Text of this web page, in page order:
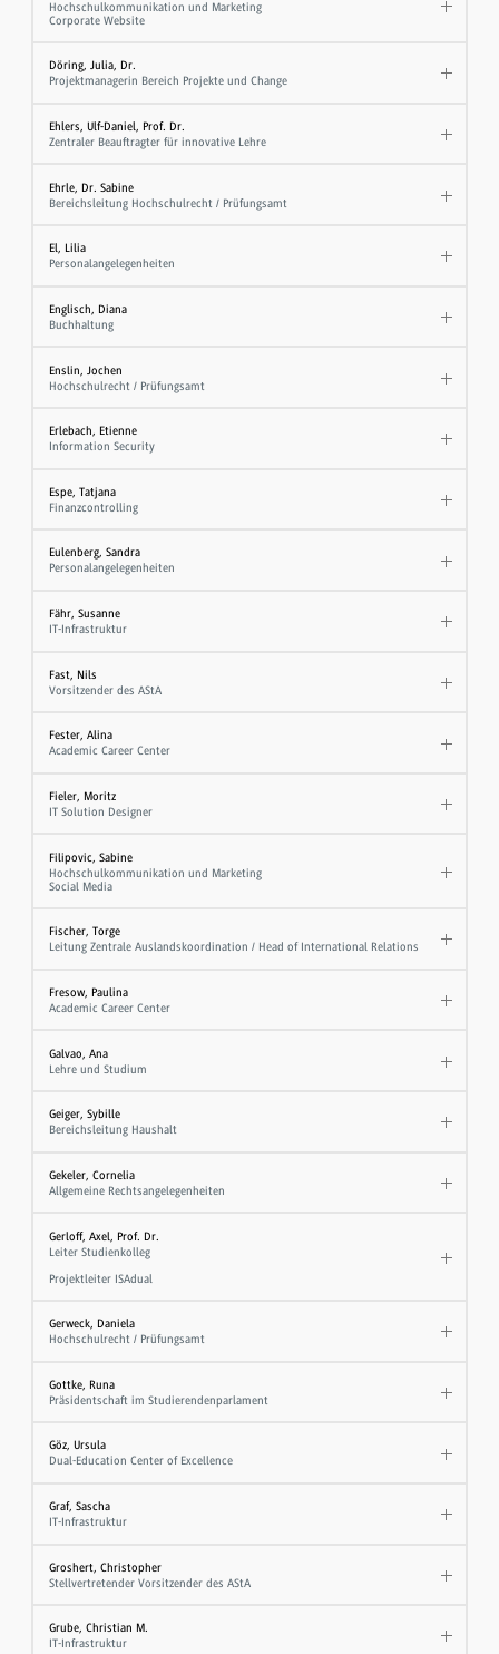
Hochschulkommunikation und Marketing
Corporate Website
Döring, Julia, Dr.
Projektmanagerin Bereich Projekte und Change
Ehlers, Ulf-Daniel, Prof. Dr.
Zentraler Beauftragter für innovative Lehre
Ehrle, Dr. Sabine
Bereichsleitung Hochschulrecht / Prüfungsamt
El, Lilia
Personalangelegenheiten
Englisch, Diana
Buchhaltung
Enslin, Jochen
Hochschulrecht / Prüfungsamt
Erlebach, Etienne
Information Security
Espe, Tatjana
Finanzcontrolling
Eulenberg, Sandra
Personalangelegenheiten
Fähr, Susanne
IT-Infrastruktur
Fast, Nils
Vorsitzender des AStA
Fester, Alina
Academic Career Center
Fieler, Moritz
IT Solution Designer
Filipovic, Sabine
Hochschulkommunikation und Marketing
Social Media
Fischer, Torge
Leitung Zentrale Auslandskoordination / Head of International Relations
Fresow, Paulina
Academic Career Center
Galvao, Ana
Lehre und Studium
Geiger, Sybille
Bereichsleitung Haushalt
Gekeler, Cornelia
Allgemeine Rechtsangelegenheiten
Gerloff, Axel, Prof. Dr.
Leiter Studienkolleg
Projektleiter ISAdual
Gerweck, Daniela
Hochschulrecht / Prüfungsamt
Gottke, Runa
Präsidentschaft im Studierendenparlament
Göz, Ursula
Dual-Education Center of Excellence
Graf, Sascha
IT-Infrastruktur
Groshert, Christopher
Stellvertretender Vorsitzender des AStA
Grube, Christian M.
IT-Infrastruktur